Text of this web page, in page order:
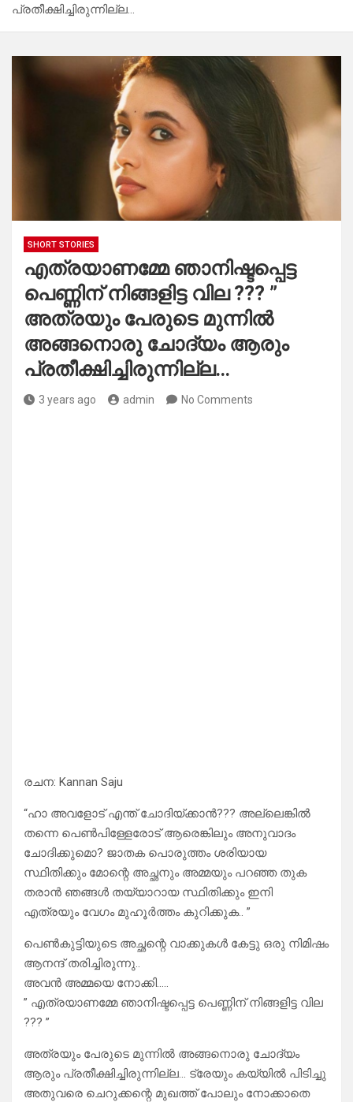
പ്രതീക്ഷിച്ചിരുന്നില്ല…
SHORT STORIES
എത്രയാണമ്മേ ഞാനിഷ്ടപ്പെട്ട
പെണ്ണിന് നിങ്ങളിട്ട വില ??? ”
അത്രയും പേരുടെ മുന്നിൽ
അങ്ങനൊരു ചോദ്യം ആരും
പ്രതീക്ഷിച്ചിരുന്നില്ല…
3 years ago admin No Comments
രചന: Kannan Saju
“ഹാ അവളോട് എന്ത് ചോദിയ്ക്കാൻ??? അല്ലെങ്കിൽ
തന്നെ പെൺപിള്ളേരോട് ആരെങ്കിലും അനുവാദം
ചോദിക്കുമൊ? ജാതക പൊരുത്തം ശരിയായ
സ്ഥിതിക്കും മോന്റെ അച്ഛനും അമ്മയും പറഞ്ഞ തുക
തരാൻ ഞങ്ങൾ തയ്യാറായ സ്ഥിതിക്കും ഇനി
എത്രയും വേഗം മുഹൂർത്തം കുറിക്കുക.. ”
പെൺകുട്ടിയുടെ അച്ഛന്റെ വാക്കുകൾ കേട്ടു ഒരു നിമിഷം
ആനന്ദ് തരിച്ചിരുന്നു..
അവൻ അമ്മയെ നോക്കി…..
” എത്രയാണമ്മേ ഞാനിഷ്ടപ്പെട്ട പെണ്ണിന് നിങ്ങളിട്ട വില
??? ”
അത്രയും പേരുടെ മുന്നിൽ അങ്ങനൊരു ചോദ്യം
ആരും പ്രതീക്ഷിച്ചിരുന്നില്ല… ട്രേയും കയ്യിൽ പിടിച്ചു
അതുവരെ ചെറുക്കന്റെ മുഖത്ത് പോലും നോക്കാതെ